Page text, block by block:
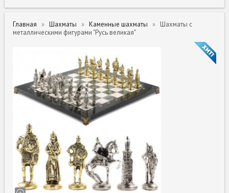
Главная Шахматы Каменные шахматы
Шахматы с
металлическими фигурами "Русь великая"